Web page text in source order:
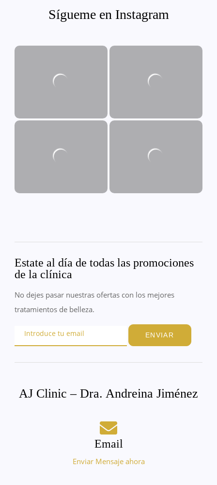
Sígueme en Instagram
Estate al día de todas las promociones
de la clínica
No dejes pasar nuestras ofertas con los mejores
tratamientos de belleza.
ENVIAR
AJ Clinic – Dra. Andreina Jiménez
Email
Enviar Mensaje ahora